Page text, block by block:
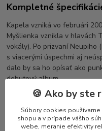
Kompletné
Kapela vzniká vo februári
Myšlienka vznikla v hlavách
vokály). Po prizvaní Neupiho
s viacerými úspechmi aj
dalo by sa ho opísať ako
debutový album...
Tracklist
1 Intro!
2 Blava Boi!s
🍪 Ako by ste
Súbory cookies
shopu a v prípade vášho
webe, meranie efektivity